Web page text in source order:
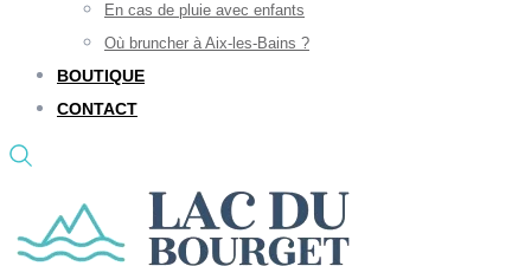
En cas de pluie avec enfants
Où bruncher à Aix-les-Bains ?
BOUTIQUE
CONTACT